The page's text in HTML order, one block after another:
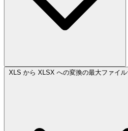
XLS から XLSX への変換の最大ファイル